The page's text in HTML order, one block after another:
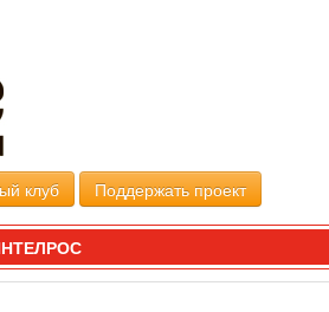
клуб Поддержать проект